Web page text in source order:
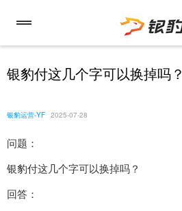
银豹付这几个字可以换掉吗？
银豹运营-YF 2025-07-28
问题：
银豹付这几个字可以换掉吗？
回答：